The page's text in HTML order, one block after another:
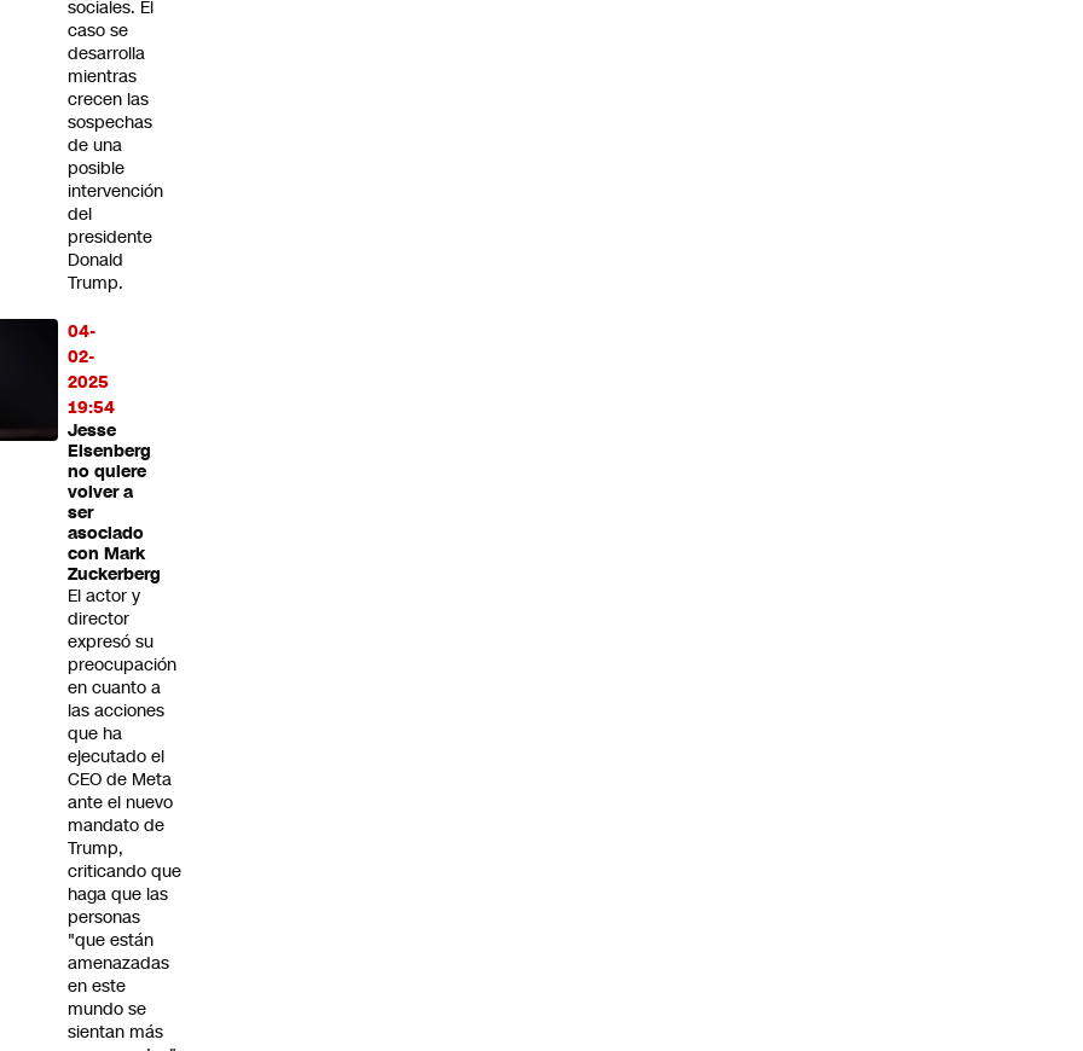
sociales. El
caso se
desarrolla
mientras
crecen las
sospechas
de una
posible
intervención
del
presidente
Donald
Trump.
04-
02-
2025
19:54
Jesse
Eisenberg
no quiere
volver a
ser
asociado
con Mark
Zuckerberg
El actor y
director
expresó su
preocupación
en cuanto a
las acciones
que ha
ejecutado el
CEO de Meta
ante el nuevo
mandato de
Trump,
criticando que
haga que las
personas
"que están
amenazadas
en este
mundo se
sientan más